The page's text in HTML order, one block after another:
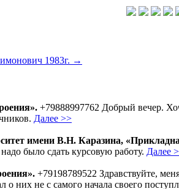
1983г. →
+79888997762 Добрый вечер.
Далее >>
имени В.Н. Каразина,
было сдать курсовую работу. Далее
+79198789522 Здравствуйте,
них не с самого начала своего